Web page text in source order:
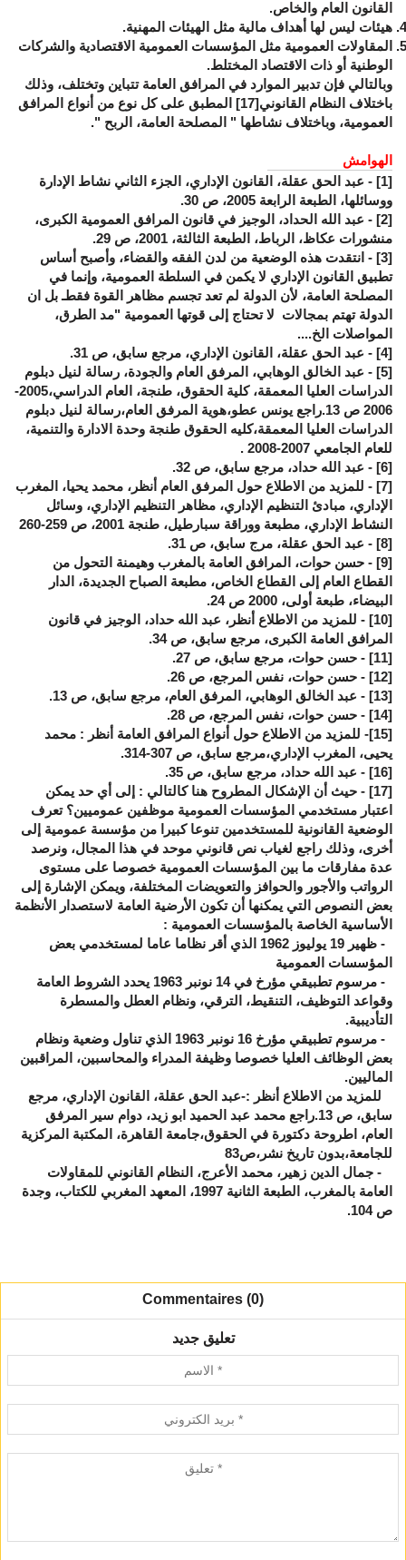
القانون العام والخاص.
هيئات ليس لها أهداف مالية مثل الهيئات المهنية.
المقاولات العمومية مثل المؤسسات العمومية الاقتصادية والشركات
الوطنية أو ذات الاقتصاد المختلط.
وبالتالي فإن تدبير الموارد في المرافق العامة تتباين وتختلف، وذلك
باختلاف النظام القانوني[17] المطبق على كل نوع من أنواع المرافق
العمومية، وباختلاف نشاطها " المصلحة العامة، الربح ".
الهوامش
[1] - عبد الحق عقلة، القانون الإداري، الجزء الثاني نشاط الإدارة
ووسائلها، الطبعة الرابعة 2005، ص 30.
[2] - عبد الله الحداد، الوجيز في قانون المرافق العمومية الكبرى،
منشورات عكاظ، الرباط، الطبعة الثالثة، 2001، ص 29.
[3] - انتقدت هذه الوضعية من لدن الفقه والقضاء، وأصبح أساس
تطبيق القانون الإداري لا يكمن في السلطة العمومية، وإنما في
المصلحة العامة، لأن الدولة لم تعد تجسم مظاهر القوة فقطـ بل ان
الدولة تهتم بمجالات لا تحتاج إلى قوتها العمومية "مد الطرق،
المواصلات الخ....
[4] - عبد الحق عقلة، القانون الإداري، مرجع سابق، ص 31.
[5] - عبد الخالق الوهابي، المرفق العام والجودة، رسالة لنيل دبلوم
الدراسات العليا المعمقة، كلية الحقوق، طنجة، العام الدراسي،2005-
2006 ص 13.راجع يونس عطو،هوية المرفق العام،رسالة لنيل دبلوم
الدراسات العليا المعمقة،كليه الحقوق طنجة وحدة الادارة والتنمية،
للعام الجامعي 2007-2008 .
[6] - عبد الله حداد، مرجع سابق، ص 32.
[7] - للمزيد من الاطلاع حول المرفق العام أنظر، محمد يحيا، المغرب
الإداري، مبادئ التنظيم الإداري، مظاهر التنظيم الإداري، وسائل
النشاط الإداري، مطبعة ووراقة سبارطيل، طنجة 2001، ص 259-260
[8] - عبد الحق عقلة، مرج سابق، ص 31.
[9] - حسن حوات، المرافق العامة بالمغرب وهيمنة التحول من
القطاع العام إلى القطاع الخاص، مطبعة الصباح الجديدة، الدار
البيضاء، طبعة أولى، 2000 ص 24.
[10] - للمزيد من الاطلاع أنظر، عبد الله حداد، الوجيز في قانون
المرافق العامة الكبرى، مرجع سابق، ص 34.
[11] - حسن حوات، مرجع سابق، ص 27.
[12] - حسن حوات، نفس المرجع، ص 26.
[13] - عبد الخالق الوهابي، المرفق العام، مرجع سابق، ص 13.
[14] - حسن حوات، نفس المرجع، ص 28.
-[15] للمزيد من الاطلاع حول أنواع المرافق العامة أنظر : محمد
يحيى، المغرب الإداري،مرجع سابق، ص 307-314.
[16] - عبد الله حداد، مرجع سابق، ص 35.
[17] - حيث أن الإشكال المطروح هنا كالتالي : إلى أي حد يمكن
اعتبار مستخدمي المؤسسات العمومية موظفين عموميين؟ تعرف
الوضعية القانونية للمستخدمين تنوعا كبيرا من مؤسسة عمومية إلى
أخرى، وذلك راجع لغياب نص قانوني موحد في هذا المجال، ونرصد
عدة مفارقات ما بين المؤسسات العمومية خصوصا على مستوى
الرواتب والأجور والحوافز والتعويضات المختلفة، ويمكن الإشارة إلى
بعض النصوص التي يمكنها أن تكون الأرضية العامة لاستصدار الأنظمة
الأساسية الخاصة بالمؤسسات العمومية :
- ظهير 19 يوليوز 1962 الذي أقر نظاما عاما لمستخدمي بعض
المؤسسات العمومية
- مرسوم تطبيقي مؤرخ في 14 نونبر 1963 يحدد الشروط العامة
وقواعد التوظيف، التنقيط، الترقي، ونظام العطل والمسطرة
التأديبية.
- مرسوم تطبيقي مؤرخ 16 نونبر 1963 الذي تناول وضعية ونظام
بعض الوظائف العليا خصوصا وظيفة المدراء والمحاسبين، المراقبين
الماليين.
للمزيد من الاطلاع أنظر :-عبد الحق عقلة، القانون الإداري، مرجع
سابق، ص 13.راجع محمد عبد الحميد ابو زيد، دوام سير المرفق
العام، اطروحة دكتورة في الحقوق،جامعة القاهرة، المكتبة المركزية
للجامعة،بدون تاريخ نشر،ص83
- جمال الدين زهير، محمد الأعرج، النظام القانوني للمقاولات
العامة بالمغرب، الطبعة الثانية 1997، المعهد المغربي للكتاب، وجدة
ص 104.
Commentaires (0)
تعليق جديد